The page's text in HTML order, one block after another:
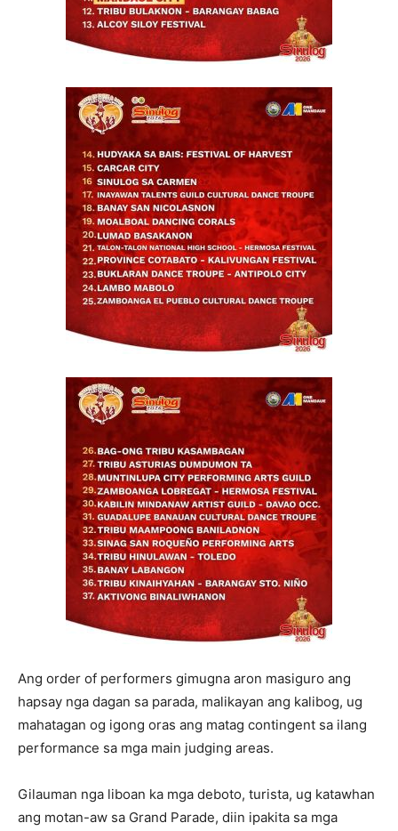
Ang order of performers gimugna aron masiguro ang
hapsay nga dagan sa parada, malikayan ang kalibog, ug
mahatagan og igong oras ang matag contingent sa ilang
performance sa mga main judging areas.
Gilauman nga liboan ka mga deboto, turista, ug katawhan
ang motan-aw sa Grand Parade, diin ipakita sa mga